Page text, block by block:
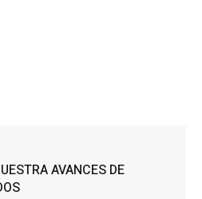
AVANCES DE